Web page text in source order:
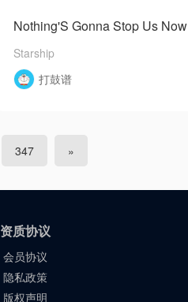
Nothing'S Gonna Stop Us Now
Starship
打鼓谱
347 »
资质协议
会员协议
隐私政策
版权声明